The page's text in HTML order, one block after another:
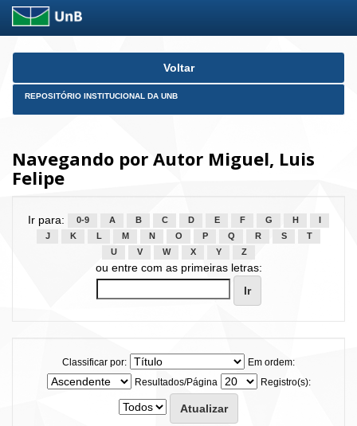
Skip
Voltar
REPOSITÓRIO INSTITUCIONAL DA UNB
Navegando por Autor Miguel, Luis
Felipe
Ir para: 0-9 A B C D E F G H
J
K L M N O P Q R S
T
U
V W X Y Z
ou entre com as primeiras letras:
Classificar por:
Em ordem:
Resultados/Página
Registro(s):